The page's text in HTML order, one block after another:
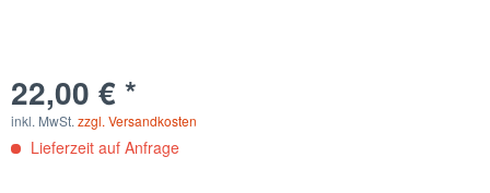
22,00 € *
inkl. MwSt. zzgl. Versandkosten
Lieferzeit auf Anfrage